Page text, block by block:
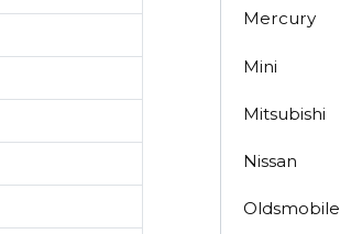
Mercury
Mini
Mitsubishi
Nissan
Oldsmobile